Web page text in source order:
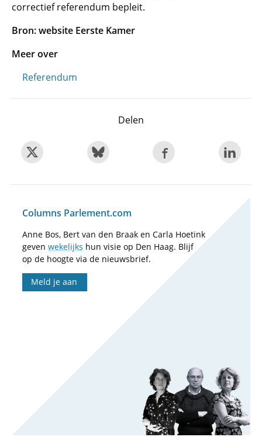
correctief referendum bepleit.
Bron: website Eerste Kamer
Meer over
Referendum
Delen
Columns Parlement.com
Anne Bos, Bert van den Braak en Carla Hoetink
geven wekelijks hun visie op Den Haag. Blijf
op de hoogte via de nieuwsbrief.
Meld je aan